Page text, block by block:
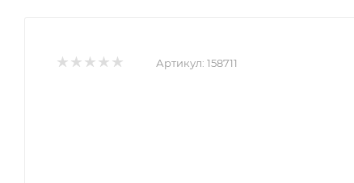
Артикул: 158711